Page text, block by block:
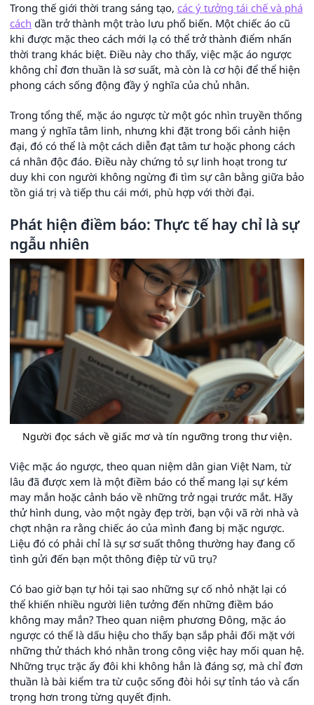
Trong thế giới thời trang sáng tạo, các ý tưởng tái chế và phá
cách dần trở thành một trào lưu phổ biến. Một chiếc áo cũ
khi được mặc theo cách mới lạ có thể trở thành điểm nhấn
thời trang khác biệt. Điều này cho thấy, việc mặc áo ngược
không chỉ đơn thuần là sơ suất, mà còn là cơ hội để thể hiện
phong cách sống động đầy ý nghĩa của chủ nhân.
Trong tổng thể, mặc áo ngược từ một góc nhìn truyền thống
mang ý nghĩa tâm linh, nhưng khi đặt trong bối cảnh hiện
đại, đó có thể là một cách diễn đạt tâm tư hoặc phong cách
cá nhân độc đáo. Điều này chứng tỏ sự linh hoạt trong tư
duy khi con người không ngừng đi tìm sự cân bằng giữa bảo
tồn giá trị và tiếp thu cái mới, phù hợp với thời đại.
Phát hiện điềm báo: Thực tế hay chỉ là sự
ngẫu nhiên
Người đọc sách về giấc mơ và tín ngưỡng trong thư viện.
Việc mặc áo ngược, theo quan niệm dân gian Việt Nam, từ
lâu đã được xem là một điềm báo có thể mang lại sự kém
may mắn hoặc cảnh báo về những trở ngại trước mắt. Hãy
thử hình dung, vào một ngày đẹp trời, bạn vội vã rời nhà và
chợt nhận ra rằng chiếc áo của mình đang bị mặc ngược.
Liệu đó có phải chỉ là sự sơ suất thông thường hay đang cố
tình gửi đến bạn một thông điệp từ vũ trụ?
Có bao giờ bạn tự hỏi tại sao những sự cố nhỏ nhặt lại có
thể khiến nhiều người liên tưởng đến những điềm báo
không may mắn? Theo quan niệm phương Đông, mặc áo
ngược có thể là dấu hiệu cho thấy bạn sắp phải đối mặt với
những thử thách khó nhằn trong công việc hay mối quan hệ.
Những trục trặc ấy đôi khi không hẳn là đáng sợ, mà chỉ đơn
thuần là bài kiểm tra từ cuộc sống đòi hỏi sự tỉnh táo và cẩn
trọng hơn trong từng quyết định.